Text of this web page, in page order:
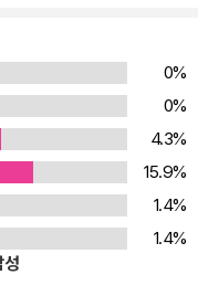
가온다. 《이상한
심, 행복, 올바른 가치관을
편적인 주제라서 아이부
다. 손님들의 소원은 아
든 고민거리이다. 어떤
저분한 욕망이 담겨 있기
는 지나친 사랑과 심리
0%
0%
4.3%
15.9%
1.4%
1.4%
성